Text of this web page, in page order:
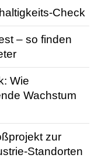
Check
– so finden
Wie
Wachstum
zur
Standorten